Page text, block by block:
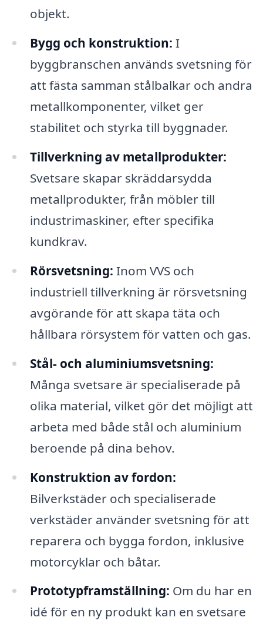
objekt.
Bygg och konstruktion: I
byggbranschen används svetsning för
att fästa samman stålbalkar och andra
metallkomponenter, vilket ger
stabilitet och styrka till byggnader.
Tillverkning av metallprodukter:
Svetsare skapar skräddarsydda
metallprodukter, från möbler till
industrimaskiner, efter specifika
kundkrav.
Rörsvetsning: Inom VVS och
industriell tillverkning är rörsvetsning
avgörande för att skapa täta och
hållbara rörsystem för vatten och gas.
Stål- och aluminiumsvetsning:
Många svetsare är specialiserade på
olika material, vilket gör det möjligt att
arbeta med både stål och aluminium
beroende på dina behov.
Konstruktion av fordon:
Bilverkstäder och specialiserade
verkstäder använder svetsning för att
reparera och bygga fordon, inklusive
motorcyklar och båtar.
Prototypframställning: Om du har en
idé för en ny produkt kan en svetsare